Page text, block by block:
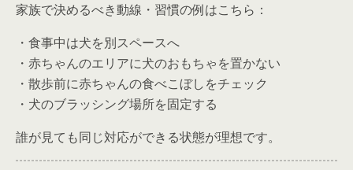
家族で決めるべき動線・習慣の例はこちら：
・食事中は犬を別スペースへ
・赤ちゃんのエリアに犬のおもちゃを置かない
・散歩前に赤ちゃんの食べこぼしをチェック
・犬のブラッシング場所を固定する
誰が見ても同じ対応ができる状態が理想です。